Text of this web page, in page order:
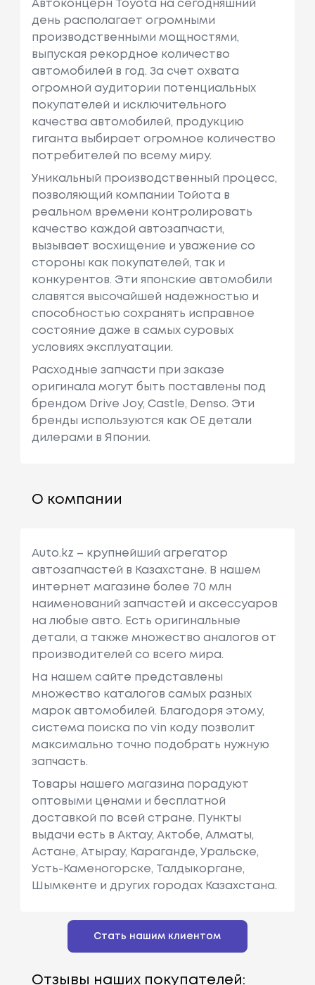
Автоконцерн Toyota на сегодняшний
день располагает огромными
производственными мощностями,
выпуская рекордное количество
автомобилей в год. За счет охвата
огромной аудитории потенциальных
покупателей и исключительного
качества автомобилей, продукцию
гиганта выбирает огромное количество
потребителей по всему миру.
Уникальный производственный процесс,
позволяющий компании Тойота в
реальном времени контролировать
качество каждой автозапчасти,
вызывает восхищение и уважение со
стороны как покупателей, так и
конкурентов. Эти японские автомобили
славятся высочайшей надежностью и
способностью сохранять исправное
состояние даже в самых суровых
условиях эксплуатации.
Расходные запчасти при заказе
оригинала могут быть поставлены под
брендом Drive Joy, Castle, Denso. Эти
бренды используются как ОЕ детали
дилерами в Японии.
О компании
Auto.kz – крупнейший агрегатор
автозапчастей в Казахстане. В нашем
интернет магазине более 70 млн
наименований запчастей и аксессуаров
на любые авто. Есть оригинальные
детали, а также множество аналогов от
производителей со всего мира.
На нашем сайте представлены
множество каталогов самых разных
марок автомобилей. Благодоря этому,
система поиска по vin коду позволит
максимально точно подобрать нужную
запчасть.
Товары нашего магазина порадуют
оптовыми ценами и бесплатной
доставкой по всей стране. Пункты
выдачи есть в Актау, Актобе, Алматы,
Астане, Атырау, Караганде, Уральске,
Усть-Каменогорске, Талдыкоргане,
Шымкенте и других городах Казахстана.
Стать нашим клиентом
Отзывы наших покупателей: